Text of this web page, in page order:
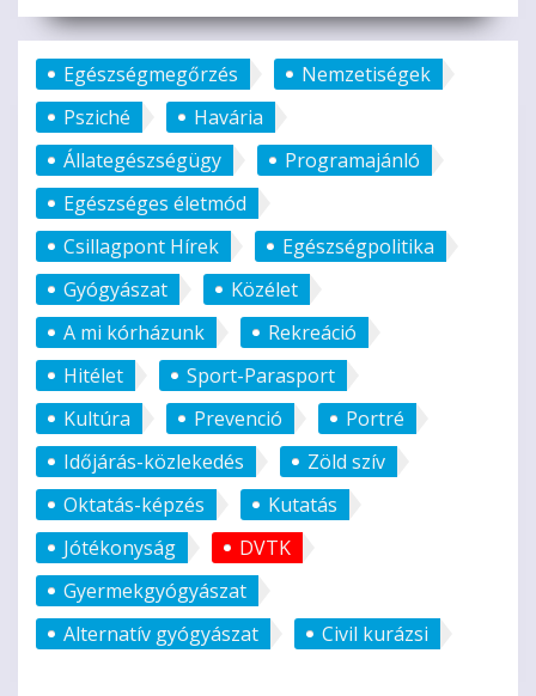
Egészségmegőrzés
Nemzetiségek
Psziché
Havária
Állategészségügy
Programajánló
Egészséges életmód
Csillagpont Hírek
Egészségpolitika
Gyógyászat
Közélet
A mi kórházunk
Rekreáció
Hitélet
Sport-Parasport
Kultúra
Prevenció
Portré
Időjárás-közlekedés
Zöld szív
Oktatás-képzés
Kutatás
Jótékonyság
DVTK
Gyermekgyógyászat
Alternatív gyógyászat
Civil kurázsi